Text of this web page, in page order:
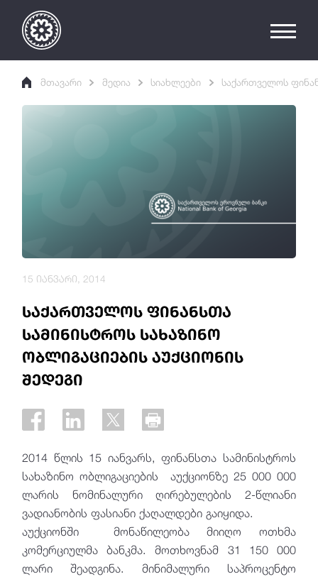
მთავარი მედია სიახლეები საქართველოს
საქართველოს ფინანსთა
სამინისტროს სახაზინო
ობლიგაციების აუქციონის
შედეგი
15 იანვარი, 2014
2014 წლის 15 იანვარს, ფინანსთა სამინისტროს
სახაზინო ობლიგაციების აუქციონზე 25 000 000
ლარის ნომინალური ღირებულების 2-წლიანი
ვადიანობის ფასიანი ქაღალდები გაიყიდა.
აუქციონში მონაწილეობა მიიღო ოთხმა
კომერციულმა ბანკმა. მოთხოვნამ 31 150 000
ლარი შეადგინა. მინიმალური საპროცენტო